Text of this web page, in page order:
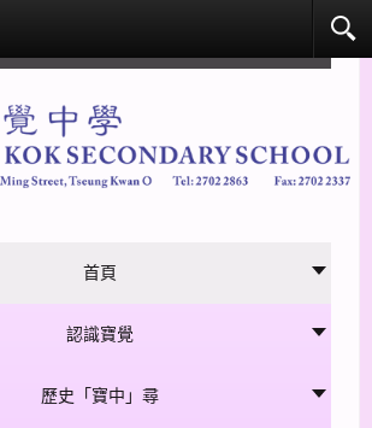
首頁
認識寶覺
歷史「寶中」尋